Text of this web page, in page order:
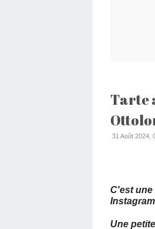
Tarte
31 Août 2024,
C'est une
Une